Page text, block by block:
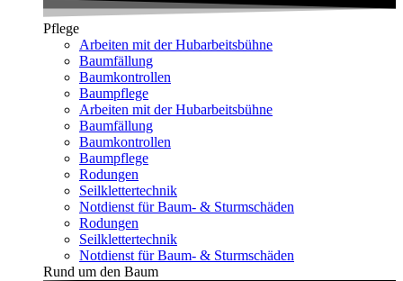
Pflege
Arbeiten mit der Hubarbeitsbühne
Baumfällung
Baumkontrollen
Baumpflege
Arbeiten mit der Hubarbeitsbühne
Baumfällung
Baumkontrollen
Baumpflege
Rodungen
Seilklettertechnik
Notdienst für Baum- & Sturmschäden
Rodungen
Seilklettertechnik
Notdienst für Baum- & Sturmschäden
Rund um den Baum